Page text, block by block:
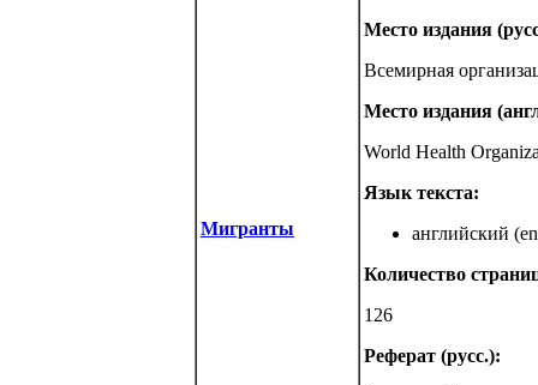
Мигранты
Место издания
Всемирная
Место издания
World Health
Язык текста:
английский
Количество
126
Реферат (русс.):